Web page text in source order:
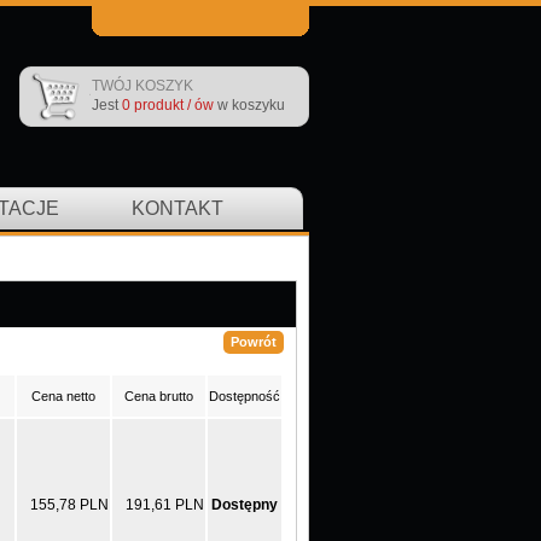
TWÓJ KOSZYK
Jest0 produkt / ów w koszyku
KONTAKT
Cena netto Cena brutto Dostępność
155,78 PLN 191,61 PLN Dostępny